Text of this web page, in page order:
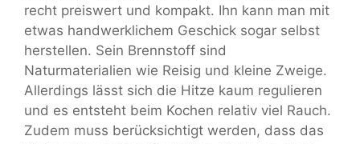
recht preiswert und kompakt. Ihn kann man mit
etwas handwerklichem Geschick sogar selbst
herstellen. Sein Brennstoff sind
Naturmaterialien wie Reisig und kleine Zweige.
Allerdings lässt sich die Hitze kaum regulieren
und es entsteht beim Kochen relativ viel Rauch.
Zudem muss berücksichtigt werden, dass das